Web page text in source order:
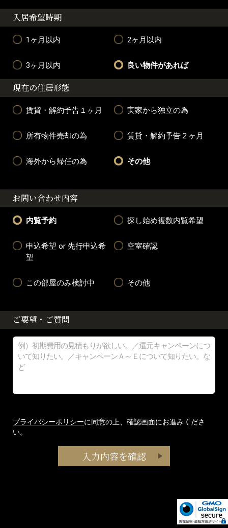
入居希望時期
1ヶ月以内 2ヶ月以内
3ヶ月以内 良い物件があれば
現在の住居形態
賃貸・解約予告１ヶ月 実家から独立の為
所有物件売却の為 賃貸・解約予告２ヶ月
海外から帰任の為 その他
お問い合わせ内容
内覧予約 探し始め複数内覧希望
申込希望 or 先行申込希
望
空室確認
この部屋のみ検討中 その他
ご要望・ご質問
プライバシーポリシーに同意の上、確認画面にお進みくださ
い。